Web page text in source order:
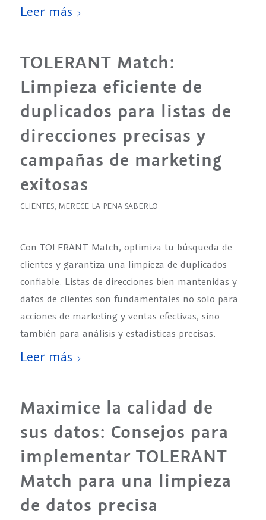
Leer más
TOLERANT Match:
Limpieza eficiente de
duplicados para listas de
direcciones precisas y
campañas de marketing
exitosas
CLIENTES, MERECE LA PENA SABERLO
Con TOLERANT Match, optimiza tu búsqueda de
clientes y garantiza una limpieza de duplicados
confiable. Listas de direcciones bien mantenidas y
datos de clientes son fundamentales no solo para
acciones de marketing y ventas efectivas, sino
también para análisis y estadísticas precisas.
Leer más
Maximice la calidad de
sus datos: Consejos para
implementar TOLERANT
Match para una limpieza
de datos precisa